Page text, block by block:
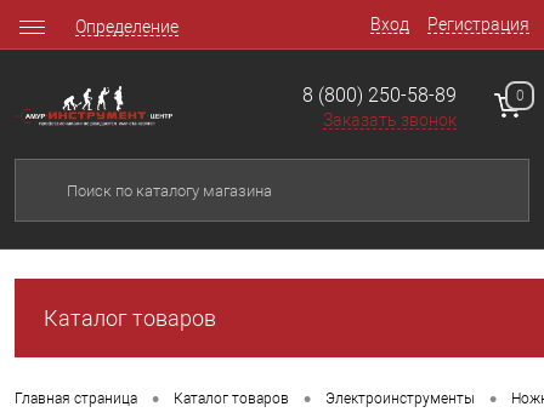
Вход Регистрация
Определение
8 (800) 250-58-89
Заказать звонок
0
Каталог товаров
Главная страница • Каталог товаров • Электроинструменты •